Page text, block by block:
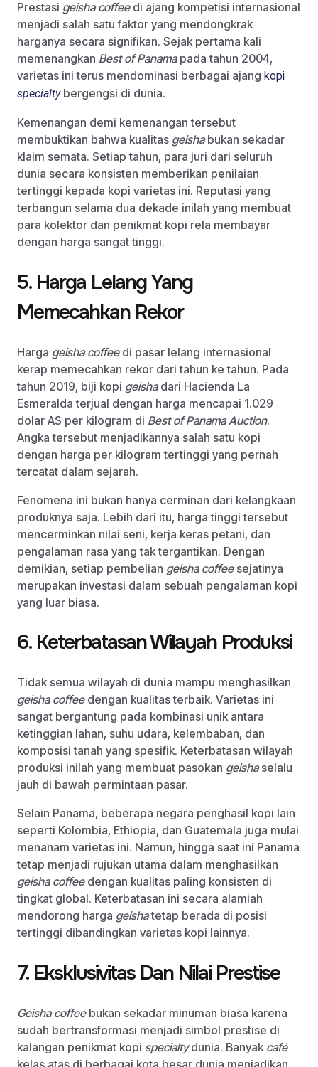
Prestasi geisha coffeedi ajang kompetisi internasional
menjadi salah satu faktor yang mendongkrak
harganya secara signifikan. Sejak pertama kali
memenangkan Best of Panamapada tahun 2004,
varietas ini terus mendominasi berbagai ajang kopi
specialtybergengsi di dunia.
Kemenangan demi kemenangan tersebut
membuktikan bahwa kualitas geishabukan sekadar
klaim semata. Setiap tahun, para juri dari seluruh
dunia secara konsisten memberikan penilaian
tertinggi kepada kopi varietas ini. Reputasi yang
terbangun selama dua dekade inilah yang membuat
para kolektor dan penikmat kopi rela membayar
dengan harga sangat tinggi.
5. Harga Lelang Yang
Memecahkan Rekor
Harga geisha coffeedi pasar lelang internasional
kerap memecahkan rekor dari tahun ke tahun. Pada
tahun 2019, biji kopi geishadari Hacienda La
Esmeralda terjual dengan harga mencapai 1.029
dolar AS per kilogram di Best of Panama Auction.
Angka tersebut menjadikannya salah satu kopi
dengan harga per kilogram tertinggi yang pernah
tercatat dalam sejarah.
Fenomena ini bukan hanya cerminan dari kelangkaan
produknya saja. Lebih dari itu, harga tinggi tersebut
mencerminkan nilai seni, kerja keras petani, dan
pengalaman rasa yang tak tergantikan. Dengan
demikian, setiap pembelian geisha coffeesejatinya
merupakan investasi dalam sebuah pengalaman kopi
yang luar biasa.
6. Keterbatasan Wilayah Produksi
Tidak semua wilayah di dunia mampu menghasilkan
geisha coffeedengan kualitas terbaik. Varietas ini
sangat bergantung pada kombinasi unik antara
ketinggian lahan, suhu udara, kelembaban, dan
komposisi tanah yang spesifik. Keterbatasan wilayah
produksi inilah yang membuat pasokan geishaselalu
jauh di bawah permintaan pasar.
Selain Panama, beberapa negara penghasil kopi lain
seperti Kolombia, Ethiopia, dan Guatemala juga mulai
menanam varietas ini. Namun, hingga saat ini Panama
tetap menjadi rujukan utama dalam menghasilkan
geisha coffeedengan kualitas paling konsisten di
tingkat global. Keterbatasan ini secara alamiah
mendorong harga geishatetap berada di posisi
tertinggi dibandingkan varietas kopi lainnya.
7. Eksklusivitas Dan Nilai Prestise
Geisha coffeebukan sekadar minuman biasa karena
sudah bertransformasi menjadi simbol prestise di
kalangan penikmat kopi specialtydunia. Banyak café
kelas atas di berbagai kota besar dunia menjadikan